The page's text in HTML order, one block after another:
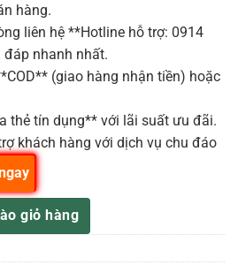
hàng.
liên hệ **Hotline hỗ trợ: 0914
nhanh nhất.
(giao hàng nhận tiền) hoặc
thẻ tín dụng** với lãi suất ưu đãi.
khách hàng với dịch vụ chu đáo
Phát Cầm Tay UHF 662-693.8 MHz Kỹ
giỏ hàng